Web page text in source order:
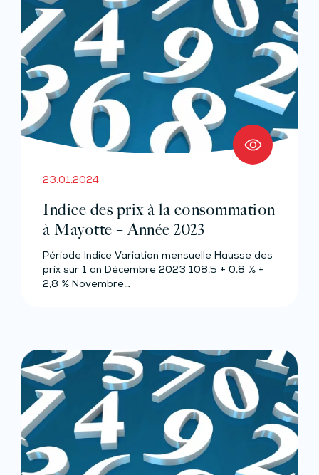
23.01.2024
Indice des prix à la consommation
à Mayotte – Année 2023
Période Indice Variation mensuelle Hausse des
prix sur 1 an Décembre 2023 108,5 + 0,8 % +
2,8 % Novembre…